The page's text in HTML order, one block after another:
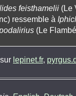
feisthamelii (Le
ressemble à
(Le
lepinet.fr,